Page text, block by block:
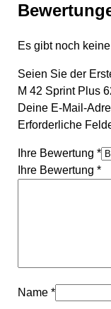
Es gibt noch
Seien Sie der
M 42 Sprint Plus
Deine E-Mail-
Erforderliche
Ihre Bewertung *
Ihre Bewertung *
Name *